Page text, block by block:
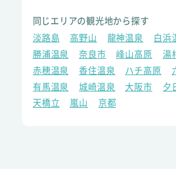
同じエリアの観光地から探す
淡路島
高野山 龍神温泉
白浜
勝浦温泉
奈良市 峰山高原
湯
赤穂温泉
香住温泉 ハチ高原
有馬温泉
城崎温泉 大阪市
夕
天橋立
嵐山 京都